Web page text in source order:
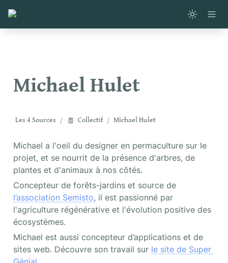
Michael Hulet
Les 4 Sources / Collectif / Michael Hulet
Michael a l'oeil du designer en permaculture sur le
projet, et se nourrit de la présence d'arbres, de
plantes et d'animaux à nos côtés.
l’association Semisto, il est passionné par
l'agriculture régénérative et l'évolution positive des
écosystèmes.
Michael est aussi concepteur d’applications et de
sites web. Découvre son travail sur le site de Super